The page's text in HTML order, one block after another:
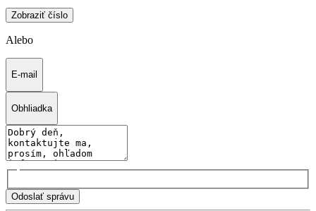
Zobraziť číslo
Alebo
E-mail
Obhliadka
Odoslať správu